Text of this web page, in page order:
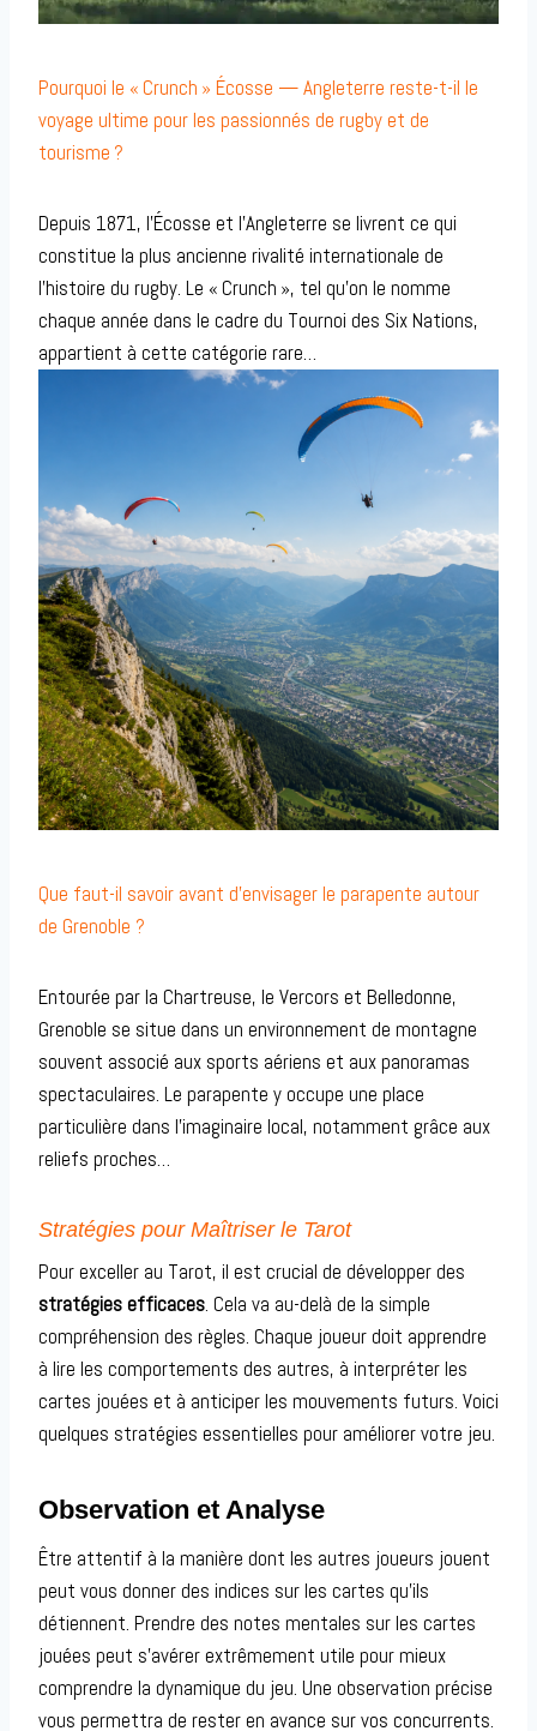
Pourquoi le « Crunch » Écosse — Angleterre reste-t-il le
voyage ultime pour les passionnés de rugby et de
tourisme ?
Depuis 1871, l’Écosse et l’Angleterre se livrent ce qui
constitue la plus ancienne rivalité internationale de
l’histoire du rugby. Le « Crunch », tel qu’on le nomme
chaque année dans le cadre du Tournoi des Six Nations,
appartient à cette catégorie rare…
Que faut-il savoir avant d’envisager le parapente autour
de Grenoble ?
Entourée par la Chartreuse, le Vercors et Belledonne,
Grenoble se situe dans un environnement de montagne
souvent associé aux sports aériens et aux panoramas
spectaculaires. Le parapente y occupe une place
particulière dans l’imaginaire local, notamment grâce aux
reliefs proches…
Stratégies pour Maîtriser le Tarot
Pour exceller au Tarot, il est crucial de développer des
stratégies efficaces. Cela va au-delà de la simple
compréhension des règles. Chaque joueur doit apprendre
à lire les comportements des autres, à interpréter les
cartes jouées et à anticiper les mouvements futurs. Voici
quelques stratégies essentielles pour améliorer votre jeu.
Observation et Analyse
Être attentif à la manière dont les autres joueurs jouent
peut vous donner des indices sur les cartes qu’ils
détiennent. Prendre des notes mentales sur les cartes
jouées peut s’avérer extrêmement utile pour mieux
comprendre la dynamique du jeu. Une observation précise
vous permettra de rester en avance sur vos concurrents.